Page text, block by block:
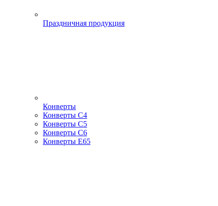
Праздничная продукция
Конверты
Конверты С4
Конверты С5
Конверты С6
Конверты Е65